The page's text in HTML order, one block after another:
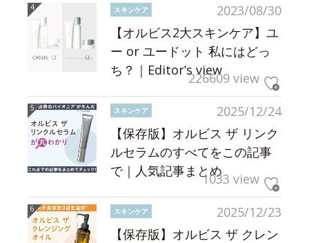
2023/08/30
スキンケア
【オルビス2大スキンケア】ユ
ー or ユードット 私にはどっ
ち？｜Editor’s view226609 view
2025/12/24
スキンケア
【保存版】オルビス ザ リンク
ルセラムのすべてをこの記事
で｜人気記事まとめ1033 view
2025/12/23
スキンケア
【保存版】オルビス ザ クレン